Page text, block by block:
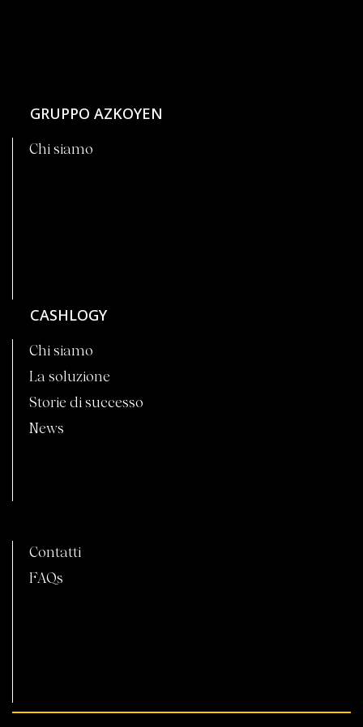
GRUPPO AZKOYEN
Chi siamo
CASHLOGY
Chi siamo
La soluzione
Storie di successo
News
Contatti
FAQs